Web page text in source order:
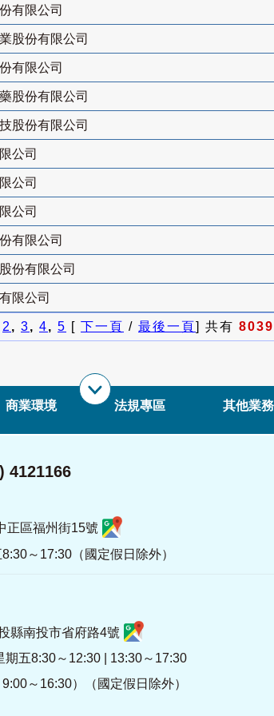
有限公司
股份有限公司
有限公司
股份有限公司
股份有限公司
公司
公司
公司
有限公司
份有限公司
限公司
2, 3, 4, 5 [ 下一頁 / 最後一頁] 共有 8039
商業環境 法規專區 其他業務
4121166
正區福州街15號
～17:30（國定假日除外）
縣南投市省府路4號
五8:30～12:30 | 13:30～17:30
9:00～16:30）（國定假日除外）